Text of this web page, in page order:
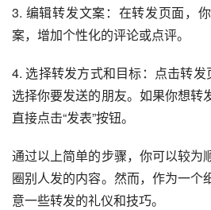
3. 编辑转发文案：在转发页面，
案，增加个性化的评论或点评。
4. 选择转发方式和目标：点击转发
选择你要发送的朋友。如果你想转
直接点击“发表”按钮。
通过以上简单的步骤，你可以较为
圈别人发的内容。然而，作为一个
意一些转发的礼仪和技巧。